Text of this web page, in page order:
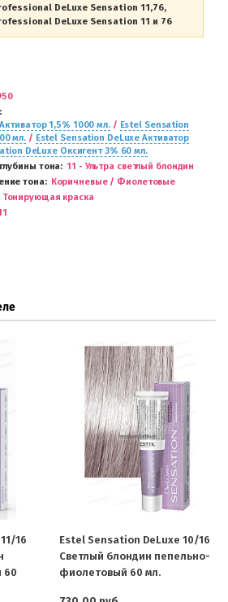
DeLuxe Sensation 11,76
DeLuxe Sensation 11 и 76
1,5% 1000 мл./ Estel Sensation
мл./ Estel Sensation DeLuxe Активатор
DeLuxe Оксигент 3% 60 мл.
тона
11 - Ультра светлый блондин
тона
Коричневые / Фиолетовые
Тонирующая краска
16
60
Estel Sensation DeLuxe 10/16
Светлый блондин пепельно-
фиолетовый 60 мл.